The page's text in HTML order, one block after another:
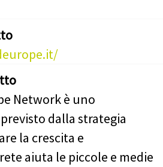
Network è uno
dalla strategia
la crescita e
aiuta le piccole e medie